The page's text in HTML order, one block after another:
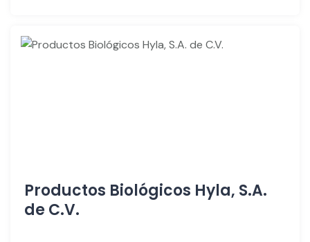
Productos Biológicos Hyla, S.A.
de C.V.